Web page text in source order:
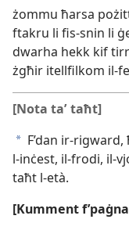
żommu ħarsa
ftakru li fis-​snin li
dwarha hekk kif
żgħir itellfilkom il-​
[Nota taʼ taħt]
a F’dan ir-​
l-​inċest, il-​frodi, il-​
taħt l-​età.
[Kumment